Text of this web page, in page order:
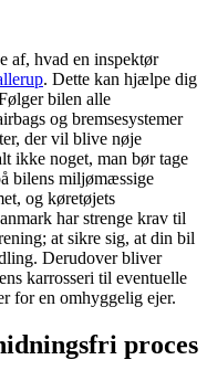
af, hvad en inspektør
. Dette kan hjælpe dig
bilen alle
og bremsesystemer
der vil blive nøje
ikke noget, man bør tage
bilens miljømæssige
og køretøjets
har strenge krav til
at sikre sig, at din bil
Derudover bliver
karrosseri til eventuelle
for en omhyggelig ejer.
proces